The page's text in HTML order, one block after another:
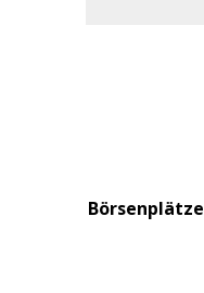
Börsenplätze